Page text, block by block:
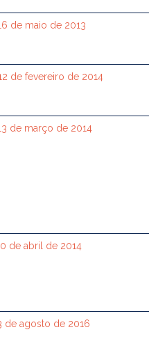
de maio de 2013
de fevereiro de 2014
de março de 2014
de abril de 2014
de agosto de 2016